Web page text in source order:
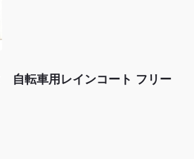
自転車用レインコート フリー